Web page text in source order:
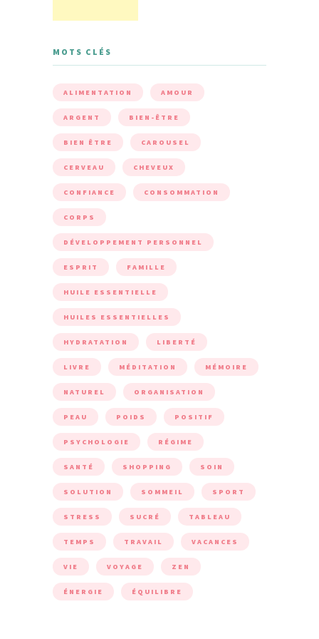
MOTS CLÉS
ALIMENTATION AMOUR
ARGENT BIEN-ÊTRE
BIEN ÊTRE CAROUSEL
CERVEAU CHEVEUX
CONFIANCE CONSOMMATION
CORPS
DÉVELOPPEMENT PERSONNEL
ESPRIT FAMILLE
HUILE ESSENTIELLE
HUILES ESSENTIELLES
HYDRATATION LIBERTÉ
LIVRE MÉDITATION MÉMOIRE
NATUREL ORGANISATION
PEAU POIDS POSITIF
PSYCHOLOGIE RÉGIME
SANTÉ SHOPPING SOIN
SOLUTION SOMMEIL SPORT
STRESS SUCRÉ TABLEAU
TEMPS TRAVAIL VACANCES
VIE VOYAGE ZEN
ÉNERGIE ÉQUILIBRE